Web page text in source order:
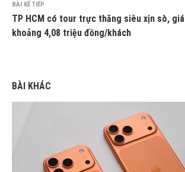
BÀI KẾ TIẾP
TP HCM có tour trực thăng siêu xịn sò, giá
khoảng 4,08 triệu đồng/khách
BÀI KHÁC